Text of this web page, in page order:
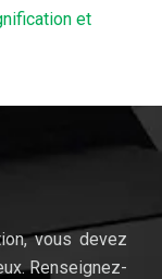
et
vous devez
Renseignez-